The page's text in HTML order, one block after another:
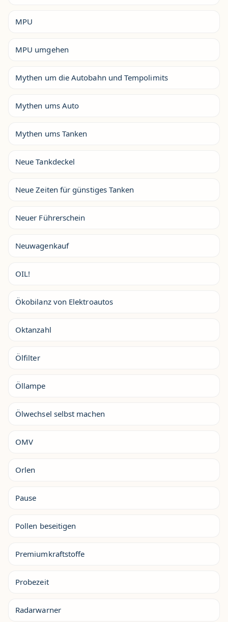
MPU
MPU umgehen
Mythen um die Autobahn und Tempolimits
Mythen ums Auto
Mythen ums Tanken
Neue Tankdeckel
Neue Zeiten für günstiges Tanken
Neuer Führerschein
Neuwagenkauf
OIL!
Ökobilanz von Elektroautos
Oktanzahl
Ölfilter
Öllampe
Ölwechsel selbst machen
OMV
Orlen
Pause
Pollen beseitigen
Premiumkraftstoffe
Probezeit
Radarwarner